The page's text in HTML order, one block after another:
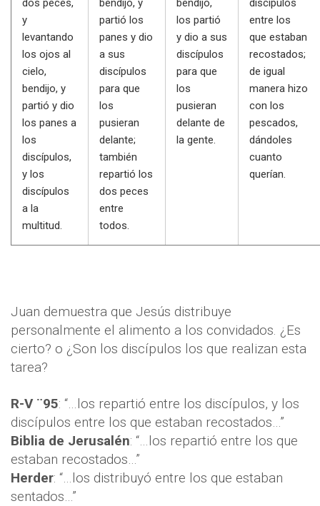
dos peces,
y
levantando
los ojos al
cielo,
bendijo, y
partió y dio
los panes a
los
discípulos,
y los
discípulos
a la
multitud.
bendijo, y
partió los
panes y dio
a sus
discípulos
para que
los
pusieran
delante;
también
repartió los
dos peces
entre
todos.
bendijo,
los partió
y dio a sus
discípulos
para que
los
pusieran
delante de
la gente.
discípulos
entre los
que estaban
recostados;
de igual
manera hizo
con los
pescados,
dándoles
cuanto
querían.
Juan demuestra que Jesús distribuye
personalmente el alimento a los convidados. ¿Es
cierto? o ¿Son los discípulos los que realizan esta
tarea?
R-V ¨95: “…los repartió entre los discípulos, y los
discípulos entre los que estaban recostados…”
Biblia de Jerusalén: “…los repartió entre los que
estaban recostados…”
Herder: “…los distribuyó entre los que estaban
sentados…”